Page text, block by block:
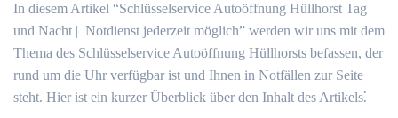
In diesem Artikel “Schlüsselservice Autoöffnung Hüllhorst Tag
und Nacht | ️ Notdienst jederzeit möglich” werden wir uns mit dem
Thema des Schlüsselservice Autoöffnung Hüllhorsts befassen, der
rund um die Uhr verfügbar ist und Ihnen in Notfällen zur Seite
steht.​ Hier ist ein kurzer Überblick über den Inhalt des Artikels⁚